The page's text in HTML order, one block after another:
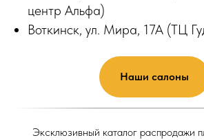
центр Альфа)
Воткинск, ул. Мира, 17А (ТЦ
Наши салоны
Эксклюзивный каталог распродажи